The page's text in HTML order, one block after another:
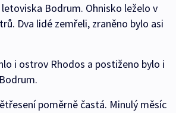
Bodrum. Ohnisko leželo v
Dva lidé zemřeli, zraněno bylo asi
i ostrov Rhodos a postiženo bylo i
poměrně častá. Minulý měsíc